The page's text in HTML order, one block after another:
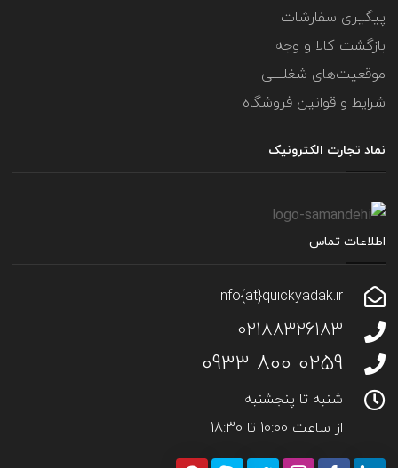
پیگیری سفارشات
بازگشت کالا و وجه
موقعیت‌های شغلــــی
شرایط و قوانین فروشگاه
نماد تجارت الکترونیک
اطلاعات تماس
info{at}quickyadak.ir
02188326183
0259 800 0933
شنبه تا پنجشنبه
از ساعت 10:00 تا 18:30